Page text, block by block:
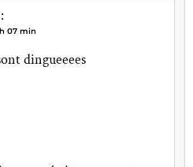
07 min
dingueeees